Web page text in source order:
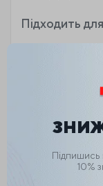
Підходить
Леза
кої
Це може
стружки
Ви можете
ані.
Надтонкий
Підпишись
10%